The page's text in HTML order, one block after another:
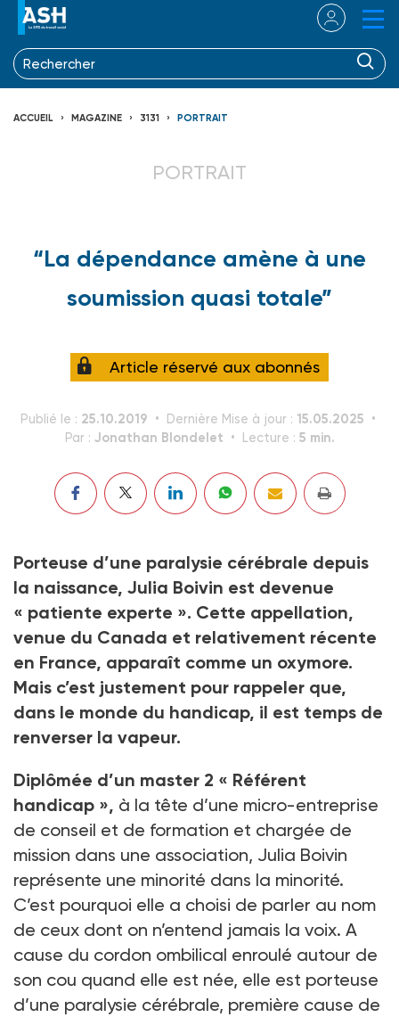
ACCUEIL MAGAZINE 3131 PORTRAIT
PORTRAIT
“La dépendance amène à une
soumission quasi totale”
Article réservé aux abonnés
Publié le : 25.10.2019 Dernière Mise à jour : 15.05.2025
Par : Jonathan Blondelet Lecture : 5 min.
Porteuse d’une paralysie cérébrale depuis
la naissance, Julia Boivin est devenue
« patiente experte ». Cette appellation,
venue du Canada et relativement récente
en France, apparaît comme un oxymore.
Mais c’est justement pour rappeler que,
dans le monde du handicap, il est temps de
renverser la vapeur.
Diplômée d’un master 2 « Référent
handicap », à la tête d’une micro-entreprise
de conseil et de formation et chargée de
mission dans une association, Julia Boivin
représente une minorité dans la minorité.
C’est pourquoi elle a choisi de parler au nom
de ceux dont on n’entend jamais la voix. A
cause du cordon ombilical enroulé autour de
son cou quand elle est née, elle est porteuse
d’une paralysie cérébrale, première cause de